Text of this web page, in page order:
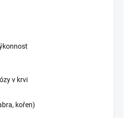
v krvi
kořen)